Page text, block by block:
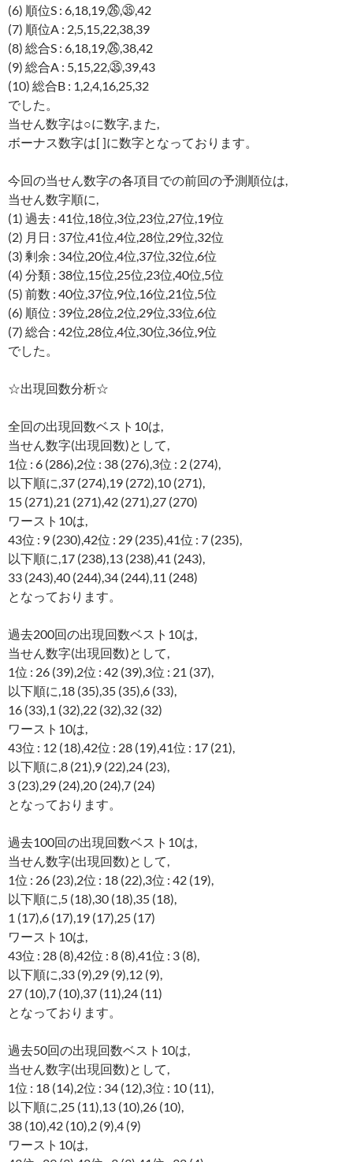
(6) 順位S : 6,18,19,㉖,㉟,42
(7) 順位A : 2,5,15,22,38,39
(8) 総合S : 6,18,19,㉖,38,42
(9) 総合A : 5,15,22,㉟,39,43
(10) 総合B : 1,2,4,16,25,32
でした。
当せん数字は○に数字,また,
ボーナス数字は[ ]に数字となっております。
今回の当せん数字の各項目での前回の予測順位は,
当せん数字順に,
(1) 過去 : 41位,18位,3位,23位,27位,19位
(2) 月日 : 37位,41位,4位,28位,29位,32位
(3) 剰余 : 34位,20位,4位,37位,32位,6位
(4) 分類 : 38位,15位,25位,23位,40位,5位
(5) 前数 : 40位,37位,9位,16位,21位,5位
(6) 順位 : 39位,28位,2位,29位,33位,6位
(7) 総合 : 42位,28位,4位,30位,36位,9位
でした。
☆出現回数分析☆
全回の出現回数ベスト10は,
当せん数字(出現回数)として,
1位 : 6 (286),2位 : 38 (276),3位 : 2 (274),
以下順に,37 (274),19 (272),10 (271),
15 (271),21 (271),42 (271),27 (270)
ワースト10は,
43位 : 9 (230),42位 : 29 (235),41位 : 7 (235),
以下順に,17 (238),13 (238),41 (243),
33 (243),40 (244),34 (244),11 (248)
となっております。
過去200回の出現回数ベスト10は,
当せん数字(出現回数)として,
1位 : 26 (39),2位 : 42 (39),3位 : 21 (37),
以下順に,18 (35),35 (35),6 (33),
16 (33),1 (32),22 (32),32 (32)
ワースト10は,
43位 : 12 (18),42位 : 28 (19),41位 : 17 (21),
以下順に,8 (21),9 (22),24 (23),
3 (23),29 (24),20 (24),7 (24)
となっております。
過去100回の出現回数ベスト10は,
当せん数字(出現回数)として,
1位 : 26 (23),2位 : 18 (22),3位 : 42 (19),
以下順に,5 (18),30 (18),35 (18),
1 (17),6 (17),19 (17),25 (17)
ワースト10は,
43位 : 28 (8),42位 : 8 (8),41位 : 3 (8),
以下順に,33 (9),29 (9),12 (9),
27 (10),7 (10),37 (11),24 (11)
となっております。
過去50回の出現回数ベスト10は,
当せん数字(出現回数)として,
1位 : 18 (14),2位 : 34 (12),3位 : 10 (11),
以下順に,25 (11),13 (10),26 (10),
38 (10),42 (10),2 (9),4 (9)
ワースト10は,